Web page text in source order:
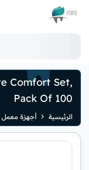
الشعار
Comfort Set,
Pack Of 100
الرئيسية أجهزة معمل